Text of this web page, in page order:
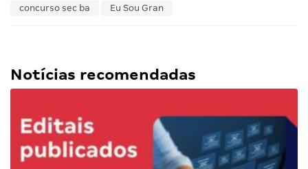
concurso sec ba Eu Sou Gran
Notícias recomendadas